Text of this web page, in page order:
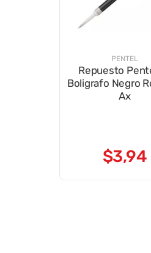
PENTEL
Repuesto
Boligrafo Negro
Ax
$3,94